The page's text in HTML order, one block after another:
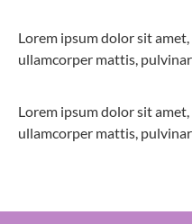
Lorem ipsum dolor sit
ullamcorper mattis,
Lorem ipsum dolor sit
ullamcorper mattis,